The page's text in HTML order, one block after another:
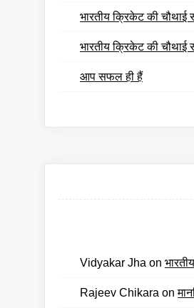
भारतीय क्रिकेट की
भारतीय क्रिकेट की
आप सफल ही हैं
Vidyakar Jha on
Rajeev Chikara on